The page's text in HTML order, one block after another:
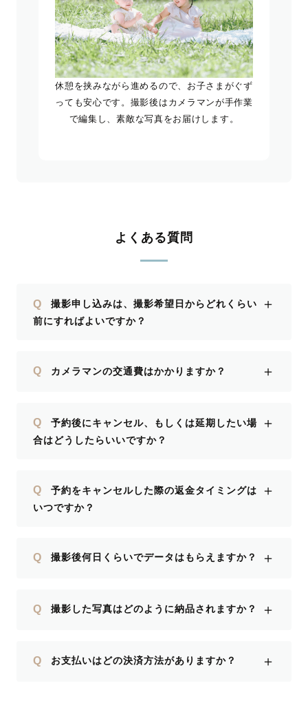
休憩を挟みながら進めるので、お子さまがぐず
っても安心です。撮影後はカメラマンが手作業
で編集し、素敵な写真をお届けします。
よくある質問
Q
撮影申し込みは、撮影希望日からどれくらい
前にすればよいですか？
＋
Q カメラマンの交通費はかかりますか？ ＋
Q
予約後にキャンセル、もしくは延期したい場
合はどうしたらいいですか？
＋
Q
予約をキャンセルした際の返金タイミングは
いつですか？
＋
Q 撮影後何日くらいでデータはもらえますか？ ＋
Q 撮影した写真はどのように納品されますか？ ＋
Q お支払いはどの決済方法がありますか？ ＋